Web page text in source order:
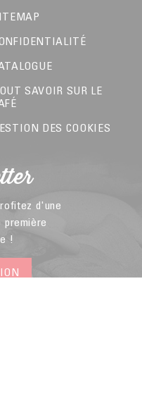
SAVOIR SUR LE
DES COOKIES
d'une
!